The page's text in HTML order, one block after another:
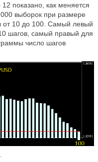
показано, как меняется
выборок при размере
от 10 до 100. Самый левый
шагов, самый правый для
число шагов